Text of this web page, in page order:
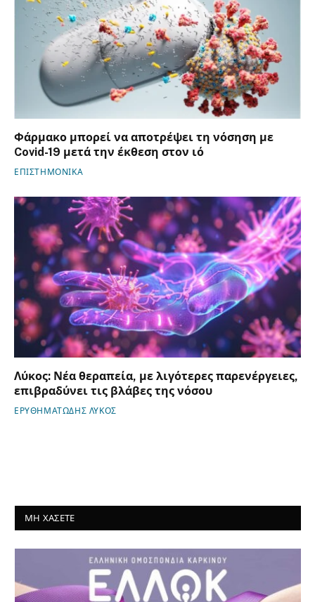
Φάρμακο μπορεί να αποτρέψει τη νόσηση με
Covid-19 μετά την έκθεση στον ιό
ΕΠΙΣΤΗΜΟΝΙΚΑ
Λύκος: Νέα θεραπεία, με λιγότερες παρενέργειες,
επιβραδύνει τις βλάβες της νόσου
ΕΡΥΘΗΜΑΤΩΔΗΣ ΛΥΚΟΣ
ΜΗ ΧΑΣΕΤΕ